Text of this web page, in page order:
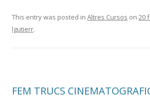
e
b
k
itt m
ix
This entry was posted in Altres Cursos on 20
lgutierr.
FEM TRUCS